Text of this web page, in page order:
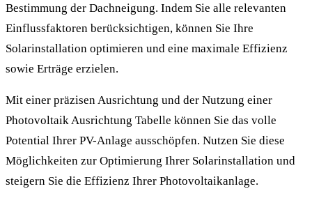
Bestimmung der Dachneigung. Indem Sie alle relevanten
Einflussfaktoren berücksichtigen, können Sie Ihre
Solarinstallation optimieren und eine maximale Effizienz
sowie Erträge erzielen.
Mit einer präzisen Ausrichtung und der Nutzung einer
Photovoltaik Ausrichtung Tabelle können Sie das volle
Potential Ihrer PV-Anlage ausschöpfen. Nutzen Sie diese
Möglichkeiten zur Optimierung Ihrer Solarinstallation und
steigern Sie die Effizienz Ihrer Photovoltaikanlage.